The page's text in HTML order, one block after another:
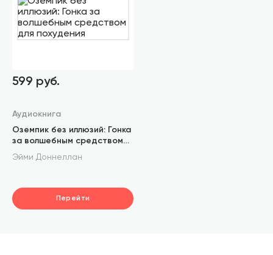
599 руб.
Аудиокнига
Оземпик без иллюзий: Гонка
за волшебным средством
для похудения
Эйми Доннеллан
Перейти